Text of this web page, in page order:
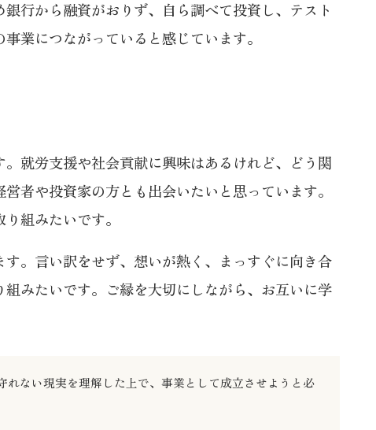
行から融資がおりず、自ら調べて投資し、テスト
業につながっていると感じています。
就労支援や社会貢献に興味はあるけれど、どう関
者や投資家の方とも出会いたいと思っています。
組みたいです。
。言い訳をせず、想いが熱く、まっすぐに向き合
みたいです。ご縁を大切にしながら、お互いに学
ない現実を理解した上で、事業として成立させようと必